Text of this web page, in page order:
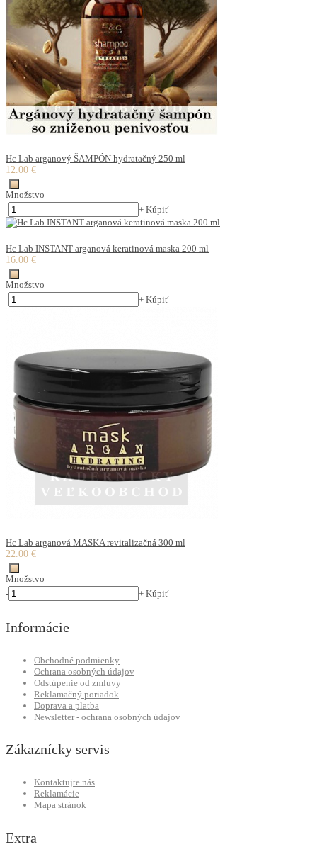
Hc Lab arganový ŠAMPÓN hydratačný 250 ml
12.00 €
Množstvo
-
+ Kúpiť
Hc Lab INSTANT arganová keratinová maska 200 ml
16.00 €
Množstvo
-
+ Kúpiť
Hc Lab arganová MASKA revitalizačná 300 ml
22.00 €
Množstvo
-
+ Kúpiť
Informácie
Obchodné podmienky
Ochrana osobných údajov
Odstúpenie od zmluvy
Reklamačný poriadok
Doprava a platba
Newsletter - ochrana osobných údajov
Zákaznícky servis
Kontaktujte nás
Reklamácie
Mapa stránok
Extra